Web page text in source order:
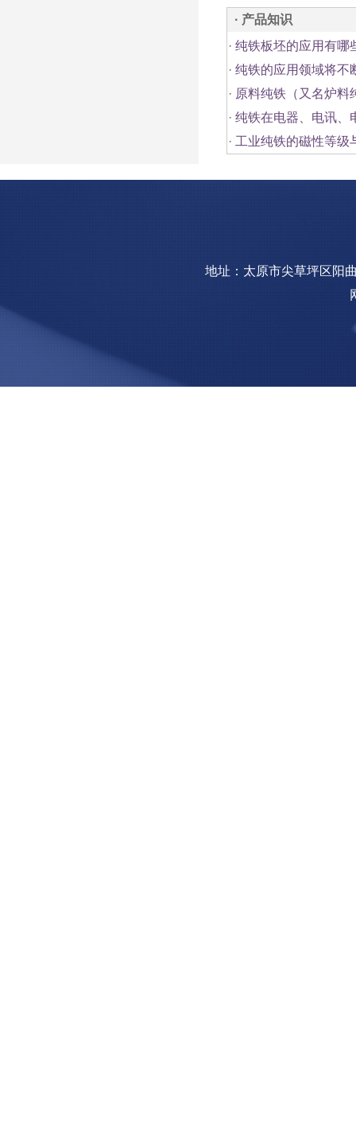
· 产品知识
· 纯铁板坯的应用有哪
· 纯铁的应用领域将不
· 原料纯铁（又名炉料
· 纯铁在电器、电讯、
· 工业纯铁的磁性等级
地址：太原市尖草坪区阳